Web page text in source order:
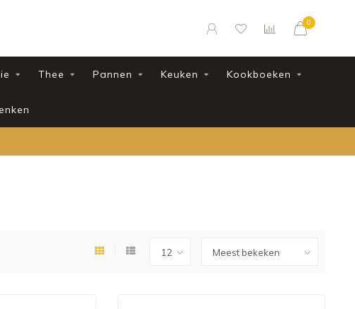
0
Thee Pannen Keuken Kookboeken